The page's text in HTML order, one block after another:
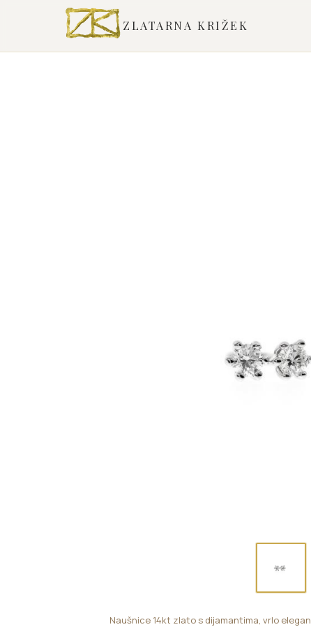
ZLATARNA KRIŽEK
Naušnice 14kt zlato s dijamantima, vrlo